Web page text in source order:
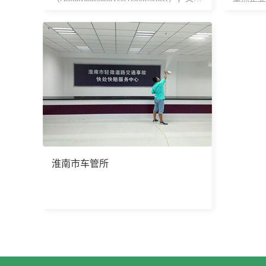
徽省合肥市蜀山区龙图路666号；2013年6
月10日，安徽广播电视中心全部完工。
淮南市车管所